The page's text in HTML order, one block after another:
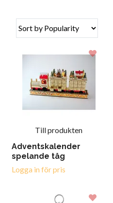
Till produkten
Adventskalender
spelande tåg
Logga in för pris